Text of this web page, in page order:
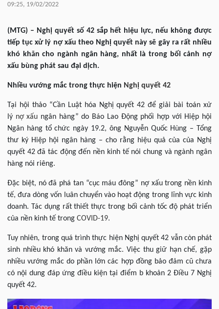
09:25, 19/02/2022
(MTG) – Nghị quyết số 42 sắp hết hiệu lực, nếu không được
tiếp tục xử lý nợ xấu theo Nghị quyết này sẽ gây ra rất nhiều
khó khăn cho ngành ngân hàng, nhất là trong bối cảnh nợ
xấu bùng phát sau đại dịch.
Nhiều vướng mắc trong thực hiện Nghị quyết 42
Tại hội thảo “Cần Luật hóa Nghị quyết 42 để giải bài toán xử
lý nợ xấu ngân hàng” do Báo Lao Động phối hợp với Hiệp hội
Ngân hàng tổ chức ngày 19.2, ông Nguyễn Quốc Hùng – Tổng
thư ký Hiệp hội ngân hàng – cho rằng hiệu quả của của Nghị
quyết 42 đã tác động đến nền kinh tế nói chung và ngành ngân
hàng nói riêng.
Đặc biệt, nó đã phá tan “cục máu đông” nợ xấu trong nền kinh
tế, đưa dòng vốn luân chuyển vào hoạt động trong lĩnh vực kinh
doanh. Tác dụng rất thiết thực trong bối cảnh tốc độ phát triển
của nền kinh tế trong COVID-19.
Tuy nhiên, trong quá trình thực hiện Nghị quyết 42 vẫn còn phát
sinh nhiều khó khăn và vướng mắc. Việc thu giữ hạn chế, gặp
nhiều vướng mắc do phần lớn các hợp đồng bảo đảm cũ chưa
có nội dung đáp ứng điều kiện tại điểm b khoản 2 Điều 7 Nghị
quyết 42.